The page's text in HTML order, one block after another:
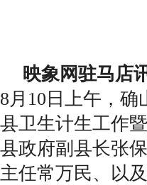
映象网驻马店
8月10日上午，
县卫生计生工作
县政府副县长张
主任常万民、以